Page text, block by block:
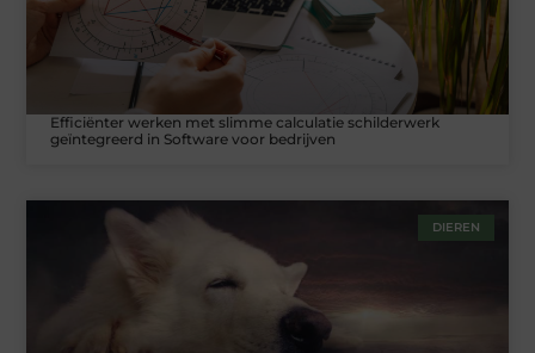
Efficiënter werken met slimme calculatie schilderwerk
geïntegreerd in Software voor bedrijven
DIEREN